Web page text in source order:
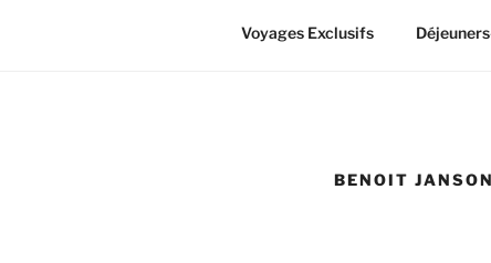
Voyages Exclusifs
BENOIT